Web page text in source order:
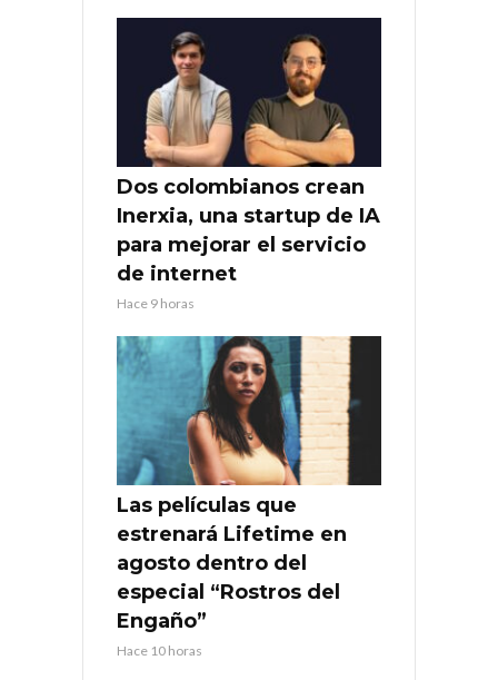
Dos colombianos crean
Inerxia, una startup de IA
para mejorar el servicio
de internet
Hace 9 horas
Las películas que
estrenará Lifetime en
agosto dentro del
especial “Rostros del
Engaño”
Hace 10 horas